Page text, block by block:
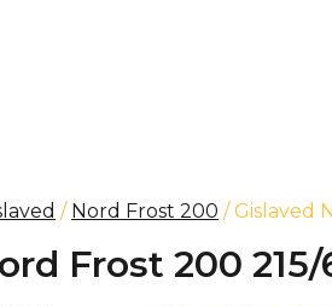
/ Nord Frost 200 / Gislaved
Frost 200 215/